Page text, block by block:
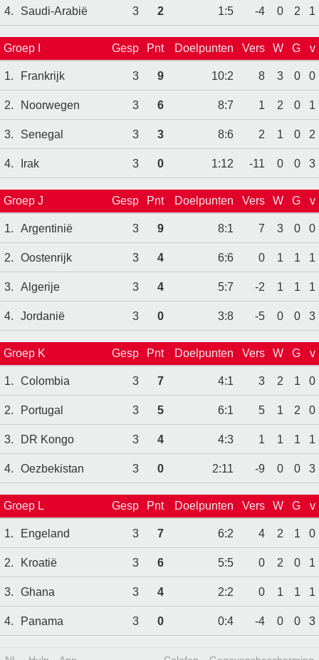
4. Saudi-Arabië 3 2 1:5 -4 0 2 1
Groep I Gesp Pnt Doelpunten Vers W G v
1. Frankrijk 3 9 10:2 8 3 0 0
2. Noorwegen 3 6 8:7 1 2 0 1
3. Senegal 3 3 8:6 2 1 0 2
4. Irak 3 0 1:12 -11 0 0 3
Groep J Gesp Pnt Doelpunten Vers W G v
1. Argentinië 3 9 8:1 7 3 0 0
2. Oostenrijk 3 4 6:6 0 1 1 1
3. Algerije 3 4 5:7 -2 1 1 1
4. Jordanië 3 0 3:8 -5 0 0 3
Groep K Gesp Pnt Doelpunten Vers W G v
1. Colombia 3 7 4:1 3 2 1 0
2. Portugal 3 5 6:1 5 1 2 0
3. DR Kongo 3 4 4:3 1 1 1 1
4. Oezbekistan 3 0 2:11 -9 0 0 3
Groep L Gesp Pnt Doelpunten Vers W G v
1. Engeland 3 7 6:2 4 2 1 0
2. Kroatië 3 6 5:5 0 2 0 1
3. Ghana 3 4 2:2 0 1 1 1
4. Panama 3 0 0:4 -4 0 0 3